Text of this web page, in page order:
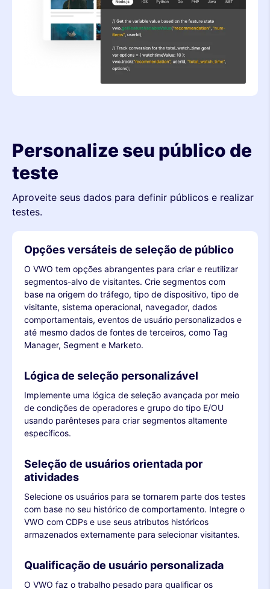
Personalize seu público de
teste
Aproveite seus dados para definir públicos e realizar
testes.
Opções versáteis de seleção de público
O VWO tem opções abrangentes para criar e reutilizar
segmentos-alvo de visitantes. Crie segmentos com
base na origem do tráfego, tipo de dispositivo, tipo de
visitante, sistema operacional, navegador, dados
comportamentais, eventos de usuário personalizados e
até mesmo dados de fontes de terceiros, como Tag
Manager, Segment e Marketo.
Lógica de seleção personalizável
Implemente uma lógica de seleção avançada por meio
de condições de operadores e grupo do tipo E/OU
usando parênteses para criar segmentos altamente
específicos.
Seleção de usuários orientada por
atividades
Selecione os usuários para se tornarem parte dos testes
com base no seu histórico de comportamento. Integre o
VWO com CDPs e use seus atributos históricos
armazenados externamente para selecionar visitantes.
Qualificação de usuário personalizada
O VWO faz o trabalho pesado para qualificar os